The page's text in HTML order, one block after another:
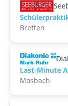
Bretten
Last-Minute
Mosbach